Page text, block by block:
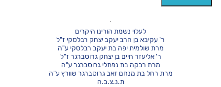
לעלוי נשמת הורינו היקרים
ר' עקיבא בן הרב יעקב יצחק רבלסקי ז"ל
מרת שולמית יפה בת יעקב רבלסקי ע"ה
ר' אליעזר חיים בן יצחק גרוסברגר ז"ל
מרת רבקה בת נפתלי גרוסברגר ע"ה
מרת רחל בת מנחם זאב גרוסברגר שוורץ ע"ה
ת.נ.צ.ב.ה